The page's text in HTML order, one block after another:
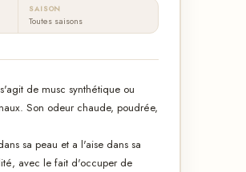
SAISON
Toutes saisons
de musc synthétique ou
Son odeur chaude, poudrée,
sa peau et a l'aise dans sa
avec le fait d'occuper de